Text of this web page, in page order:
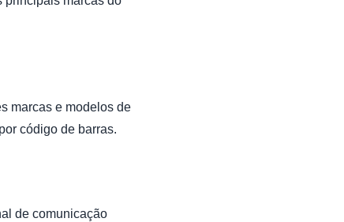
marcas e modelos de
código de barras.
de comunicação